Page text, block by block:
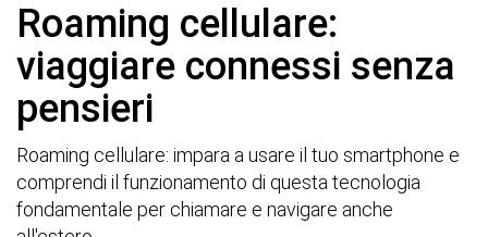
Roaming cellulare:
viaggiare connessi senza
pensieri
Roaming cellulare: impara a usare il tuo smartphone e
comprendi il funzionamento di questa tecnologia
fondamentale per chiamare e navigare anche